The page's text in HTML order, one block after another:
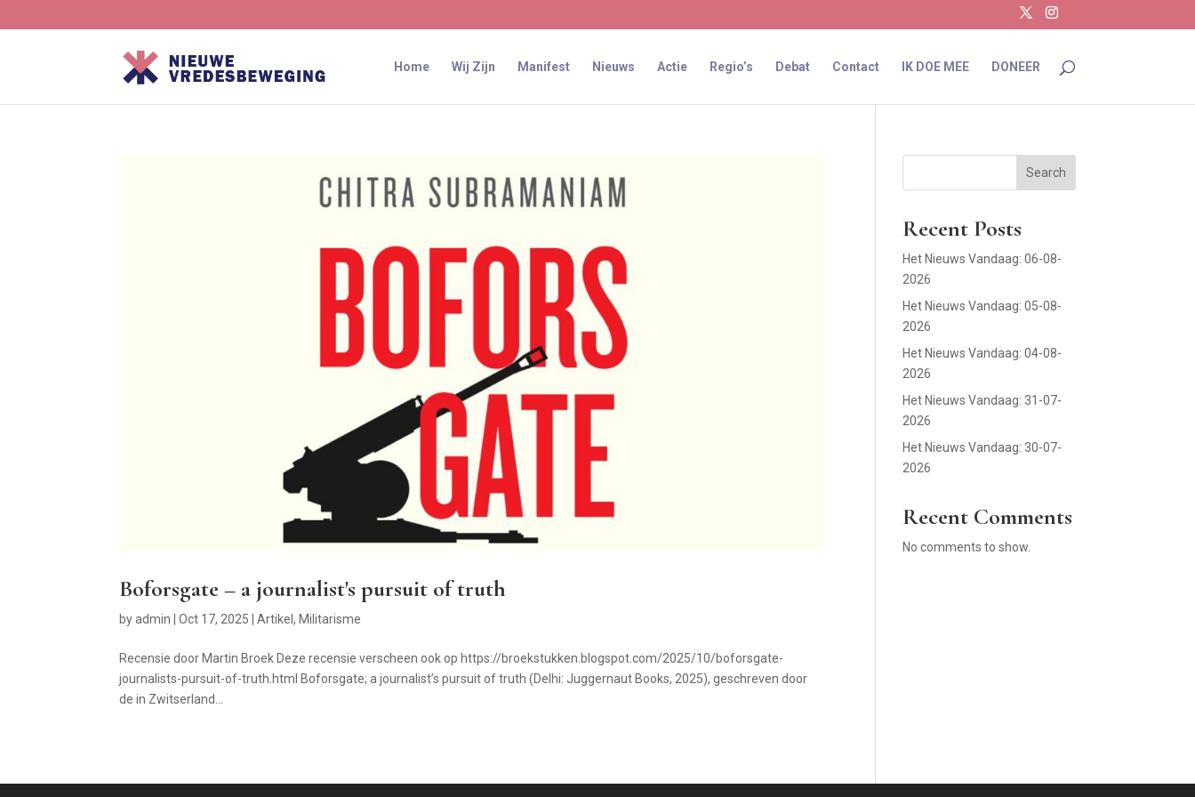
Home Wij Zijn Manifest Nieuws Actie Regio’s Debat Contact IK DOE MEE DONEER
Boforsgate – a journalist's pursuit of truth
byadmin |Oct 17, 2025 |Artikel, Militarisme
Recensie door Martin Broek Deze recensie verscheen ook op https://broekstukken.blogspot.com/2025/10/boforsgate-
journalists-pursuit-of-truth.html Boforsgate; a journalist’s pursuit of truth (Delhi: Juggernaut Books, 2025), geschreven door
de in Zwitserland...
Search
Recent Posts
Het Nieuws Vandaag: 06-08-
2026
Het Nieuws Vandaag: 05-08-
2026
Het Nieuws Vandaag: 04-08-
2026
Het Nieuws Vandaag: 31-07-
2026
Het Nieuws Vandaag: 30-07-
2026
Recent Comments
No comments to show.